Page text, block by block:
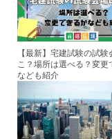
【最新】宅建試験の試験
こ？場所は選べる？変更
なども紹介